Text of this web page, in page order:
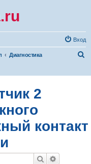
Вход
Диагностика
2
контакт
Поиск